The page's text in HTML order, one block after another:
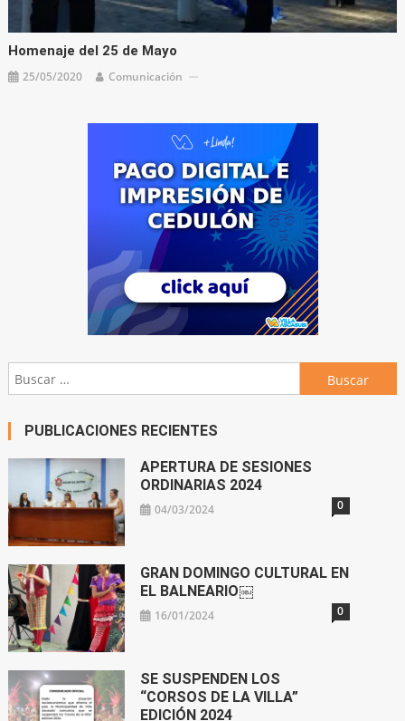
Homenaje del 25 de Mayo
25/05/2020 Comunicación
Buscar:
PUBLICACIONES RECIENTES
APERTURA DE SESIONES
ORDINARIAS 2024
04/03/2024 0
GRAN DOMINGO CULTURAL EN
EL BALNEARIO￼
16/01/2024 0
SE SUSPENDEN LOS
“CORSOS DE LA VILLA”
EDICIÓN 2024